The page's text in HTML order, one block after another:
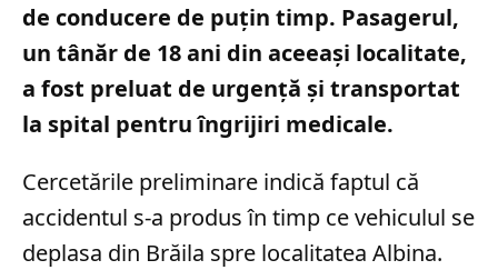
de conducere de puțin timp. Pasagerul,
un tânăr de 18 ani din aceeași localitate,
a fost preluat de urgență și transportat
la spital pentru îngrijiri medicale.
Cercetările preliminare indică faptul că
accidentul s-a produs în timp ce vehiculul se
deplasa din Brăila spre localitatea Albina.